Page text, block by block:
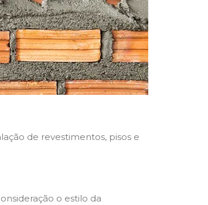
de revestimentos, pisos e
o estilo da